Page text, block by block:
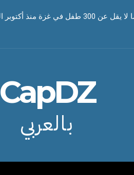
منذ أكتوبر الماضي
CapDZ
بالعربي